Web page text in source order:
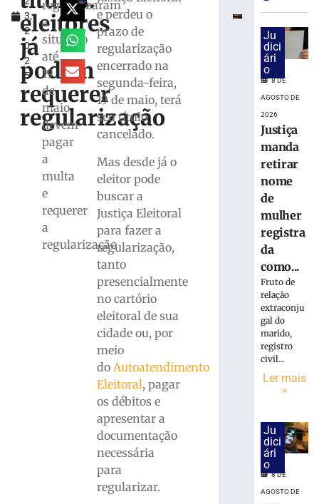
3,
2
0
2
5
eleitores
já
podem
requerer
regularização
regularizaram
a
situação
até
19
de
maio
devem
pagar
a
multa
e
requerer
a
regularização
e perdeu o
prazo de
regularização
encerrado na
segunda-feira,
19 de maio, terá
seu título
cancelado.
Mas desde já o
eleitor pode
buscar a
Justiça Eleitoral
para fazer a
regularização,
tanto
presencialmente
no cartório
eleitoral de sua
cidade ou, por
meio
do Autoatendimento
Eleitoral, pagar
os débitos e
apresentar a
documentação
necessária
para
regularizar.
para
monitorar
eleições
agosto
mais
TRE-
realiza
distribuição
18.860
urnas
eletrônicas
mais
Ju
dici
ári
o
8 DE
AGOSTO DE
2026
Justiça
manda
retirar
nome
de
mulher
registra
da
como...
Fruto de
relação
extraconju
gal do
marido,
registro
civil...
Ler mais
»
Ju
dici
ári
o
8 DE
AGOSTO DE